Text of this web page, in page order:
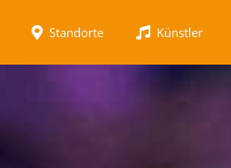
Standorte Künstler